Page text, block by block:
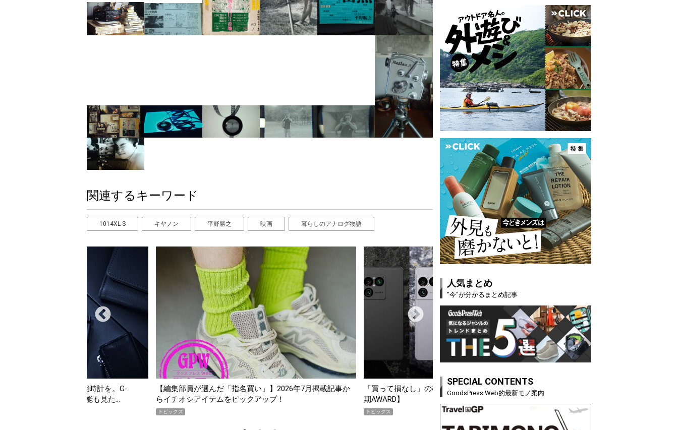
関連するキーワード
1014XL-S キヤノン 平野勝之 映画 暮らしのアナログ物語
【編集部員が選んだ「指名買い」】2026年7月掲載記事か
らイチオシアイテムをピックアップ！
「買って損なし」の極上スマホ5選【GoodsPress 2026上半
期AWARD】
薄着になる季節の夏こそ“映える”タフな腕時計を。G-
SHOCK「GRAVITYMASTER」は本当に機能も見た…
人気まとめ
"今"が分かるまとめ記事
SPECIAL CONTENTS
GoodsPress Web的最新モノ案内